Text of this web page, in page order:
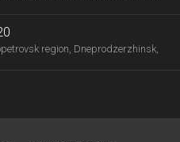
region, Dneprodzerzhinsk,